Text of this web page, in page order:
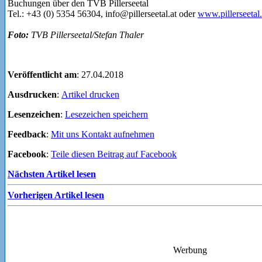
Das Vier-Gang-Menü inkl. Getränkebegleitung sowie Berg- und
Tel.: +43 (0) 5354 56304, info@pillerseetal.at oder
Veröffentlicht am: 27.04.2018
Ausdrucken:Artikel drucken
Lesenzeichen:Lesezeichen speichern
Feedback: Mit uns Kontakt aufnehmen
Facebook:Teile diesen Beitrag auf Facebook
Nächsten Artikel lesen